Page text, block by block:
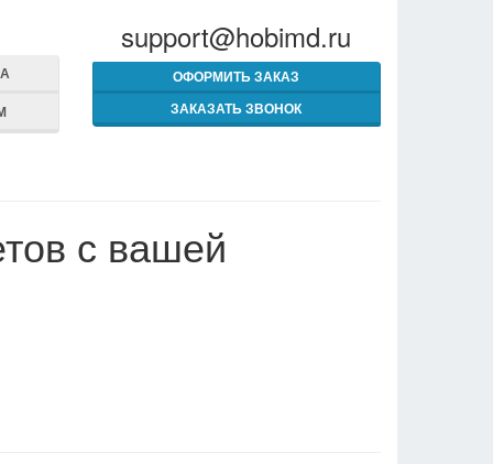
support@hobimd.ru
ОФОРМИТЬ ЗАКАЗ
ЗАКАЗАТЬ ЗВОНОК
с вашей